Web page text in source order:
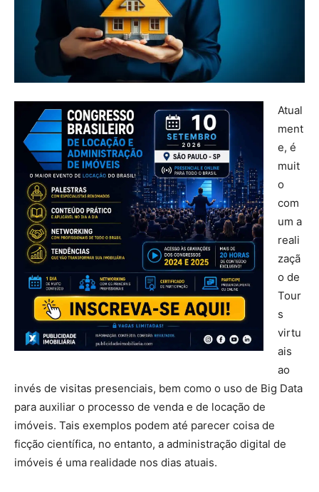
Atual
ment
e, é
muit
o
com
um a
reali
zaçã
o de
Tour
s
virtu
ais
ao
invés de visitas presenciais, bem como o uso de Big Data
para auxiliar o processo de venda e de locação de
imóveis. Tais exemplos podem até parecer coisa de
ficção científica, no entanto, a administração digital de
imóveis é uma realidade nos dias atuais.